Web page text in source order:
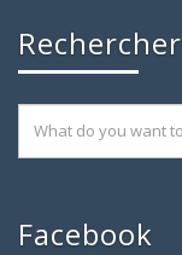
Rechercher
Facebook